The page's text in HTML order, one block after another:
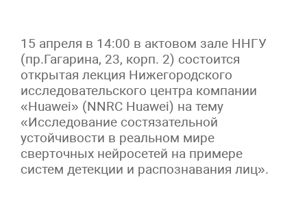
15 апреля в 14:00 в актовом зале ННГУ
(пр.Гагарина, 23, корп. 2) состоится
открытая лекция Нижегородского
исследовательского центра компании
«Huawei» (NNRC Huawei) на тему
«Исследование состязательной
устойчивости в реальном мире
сверточных нейросетей на примере
систем детекции и распознавания лиц».